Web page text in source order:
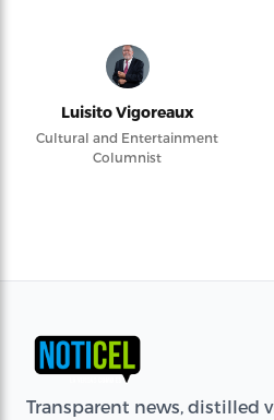
Luisito Vigoreaux
Cultural and Entertainment
Columnist
Transparent news, distilled